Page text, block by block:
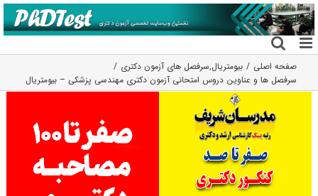
رفتن
به
محتوا
صفحه اصلی بیومتریال,سرفصل های آزمون دکتری
سرفصل ها و عناوین دروس امتحانی آزمون دکتری مهندسی پزشکی – بیومتریال